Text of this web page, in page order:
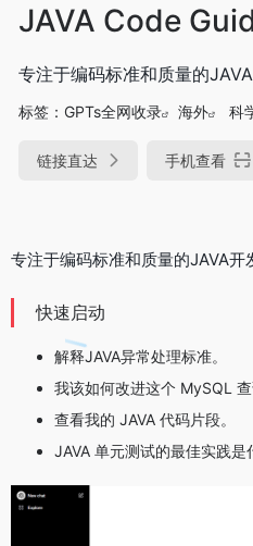
JAVA Code
专注于编码标准和质量的JAVA
标签： GPTs全网收录 海外 科
链接直达 手机查看
专注于编码标准和质量的JAVA开
快速启动
解释JAVA异常处理标准。
我该如何改进这个 MySQL 查
查看我的 JAVA 代码片段。
JAVA 单元测试的最佳实践是